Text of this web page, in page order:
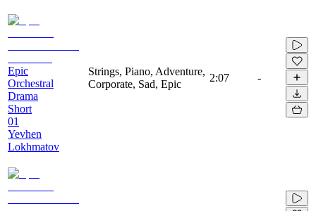
Epic
Orchestral
Drama
Short
01
Yevhen
Lokhmatov
Strings, Piano, Adventure,
Corporate, Sad, Epic
2:07 -